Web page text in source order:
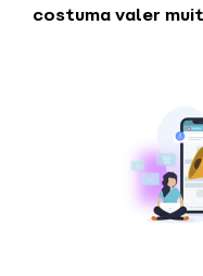
costuma valer